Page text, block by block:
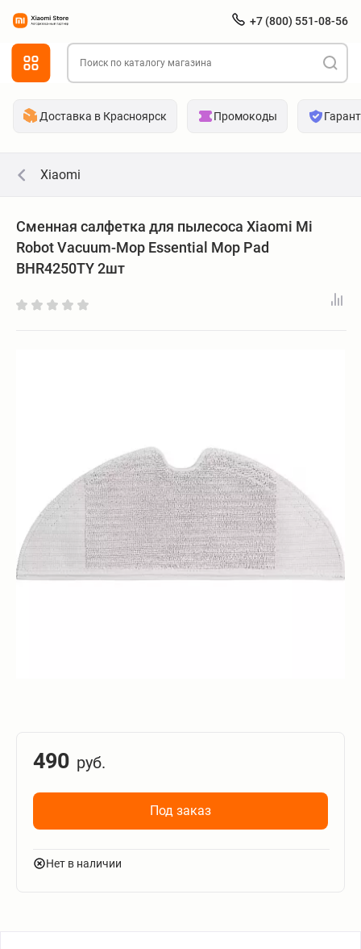
+7 (800) 551-08-56
Доставка в Красноярск Промокоды
Xiaomi
Сменная салфетка для пылесоса Xiaomi Mi
Robot Vacuum-Mop Essential Mop Pad
BHR4250TY 2шт
490 руб.
Под заказ
Нет в наличии